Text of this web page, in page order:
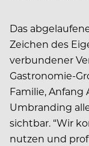
Das
Zeichen des
verbundener
Gastronomie-
Familie, Anfang
Umbranding
sichtbar. “Wir
nutzen und